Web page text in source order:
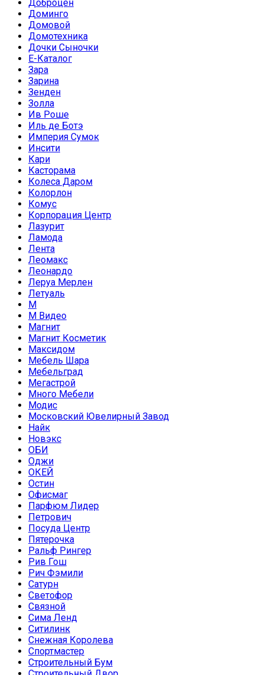
Доброцен
Доминго
Домовой
Домотехника
Дочки Сыночки
Е-Каталог
Зара
Зарина
Зенден
Золла
Ив Роше
Иль де Ботэ
Империя Сумок
Инсити
Кари
Касторама
Колеса Даром
Колорлон
Комус
Корпорация Центр
Лазурит
Ламода
Лента
Леомакс
Леонардо
Леруа Мерлен
Летуаль
М
М Видео
Магнит
Магнит Косметик
Максидом
Мебель Шара
Мебельград
Мегастрой
Много Мебели
Модис
Московский Ювелирный Завод
Найк
Новэкс
ОБИ
Оджи
ОКЕЙ
Остин
Офисмаг
Парфюм Лидер
Петрович
Посуда Центр
Пятерочка
Ральф Рингер
Рив Гош
Рич Фэмили
Сатурн
Светофор
Связной
Сима Ленд
Ситилинк
Снежная Королева
Спортмастер
Строительный Бум